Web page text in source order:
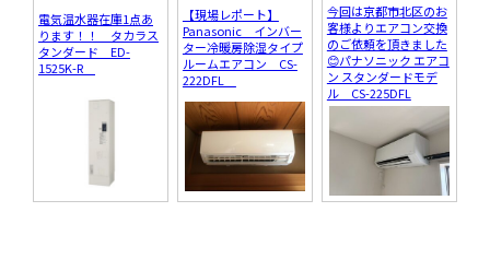
電気温水器在庫1点あ
ります！！ タカラス
タンダード ED-
1525K-R
【現場レポート】
Panasonic インバー
ター冷暖房除湿タイプ
ルームエアコン CS-
222DFL
今回は京都市北区のお
客様よりエアコン交換
のご依頼を頂きました
😊パナソニック エアコ
ン スタンダードモデ
ル CS-225DFL